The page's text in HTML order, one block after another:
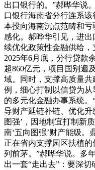
出口银行的。”郝晔华说
口银行海南省分行连系
本投向海南沉点范畴和
感化。郝晔华引见，进
续优化政策性金融供给，
2025年6月底，分行贷款
超860亿元，项目国别遍
域。同时，支撑高质量共
例，细心打制以信贷为
的多元化金融办事系统
导财产延链补链、优化升
图强’，因地制宜打制新
南‘五向图强’财产能级。
正在省内支撑园区扶植
列前茅。”郝晔华说。多
出一套“走出去”：要深